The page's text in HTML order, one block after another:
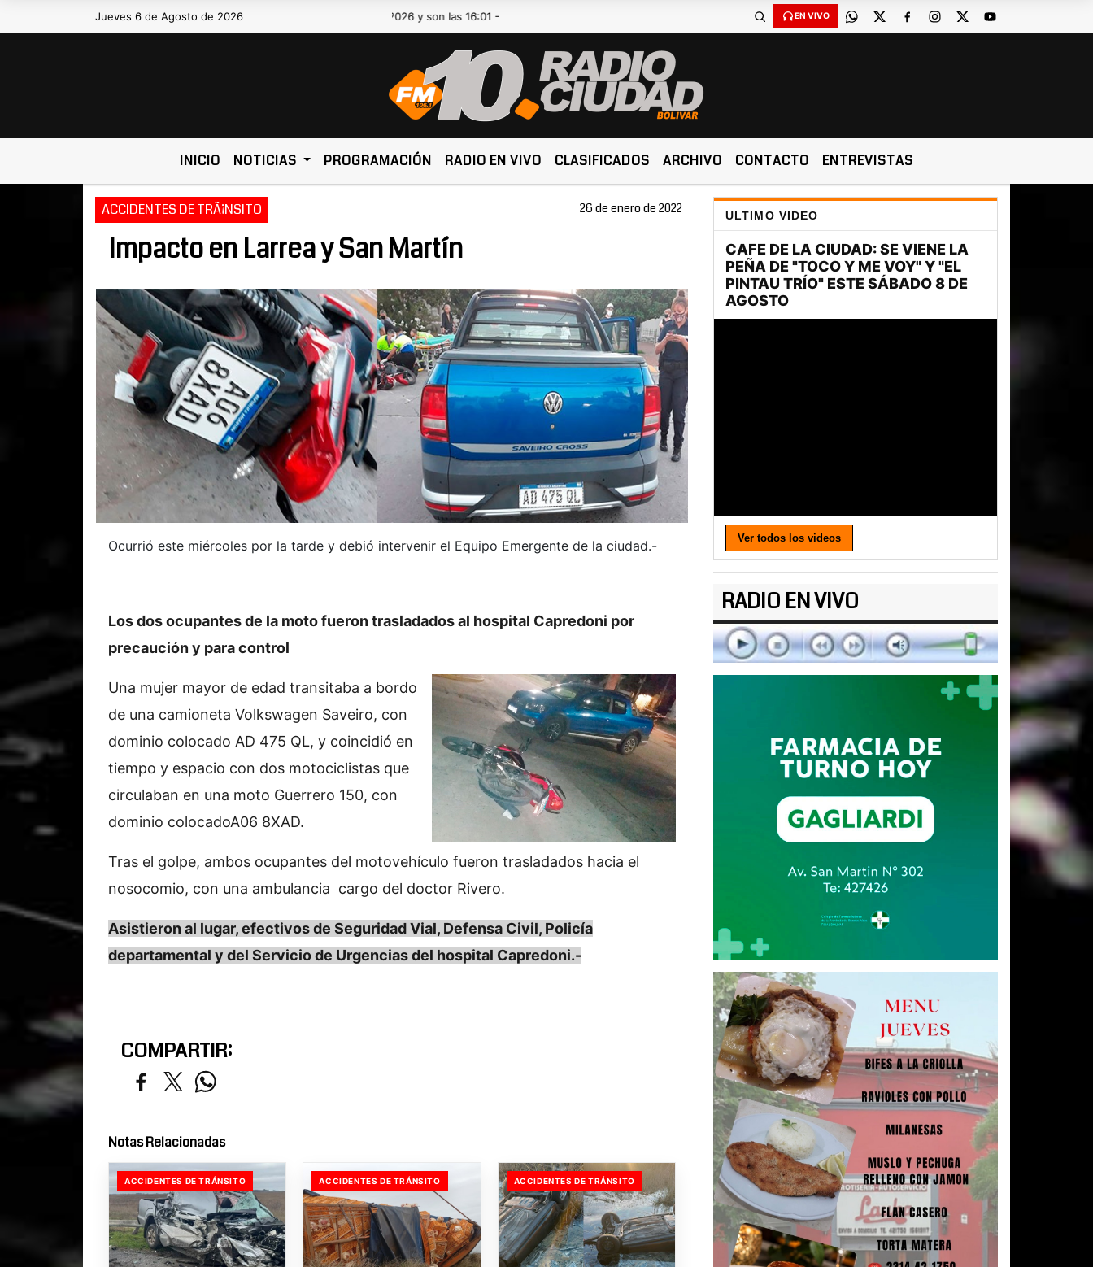
Jueves 6 de Agosto de 2026Hoy es Jueves 6 de Agosto de 2026 y son las 16:01 - EN VIVO
INICIO NOTICIAS PROGRAMACIÓN RADIO EN VIVO CLASIFICADOS ARCHIVO CONTACTO ENTREVISTAS
ACCIDENTES DE TRÃ¡NSITO 26 de enero de 2022
Impacto en Larrea y San Martín
Ocurrió este miércoles por la tarde y debió intervenir el Equipo Emergente de la ciudad.-
Los dos ocupantes de la moto fueron trasladados al hospital Capredoni por
precaución y para control
Una mujer mayor de edad transitaba a bordo
de una camioneta Volkswagen Saveiro, con
dominio colocado AD 475 QL, y coincidió en
tiempo y espacio con dos motociclistas que
circulaban en una moto Guerrero 150, con
dominio colocadoA06 8XAD.
Tras el golpe, ambos ocupantes del motovehículo fueron trasladados hacia el
nosocomio, con una ambulancia cargo del doctor Rivero.
Asistieron al lugar, efectivos de Seguridad Vial, Defensa Civil, Policía
departamental y del Servicio de Urgencias del hospital Capredoni.-
COMPARTIR:
Notas Relacionadas
ACCIDENTES DE TRÁNSITO ACCIDENTES DE TRÁNSITO ACCIDENTES DE TRÁNSITO
ULTIMO VIDEO
Ver todos los videos
RADIO EN VIVO